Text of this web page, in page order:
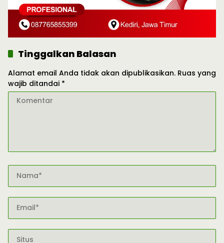
Tinggalkan Balasan
Alamat email Anda tidak akan dipublikasikan. Ruas yang
wajib ditandai *